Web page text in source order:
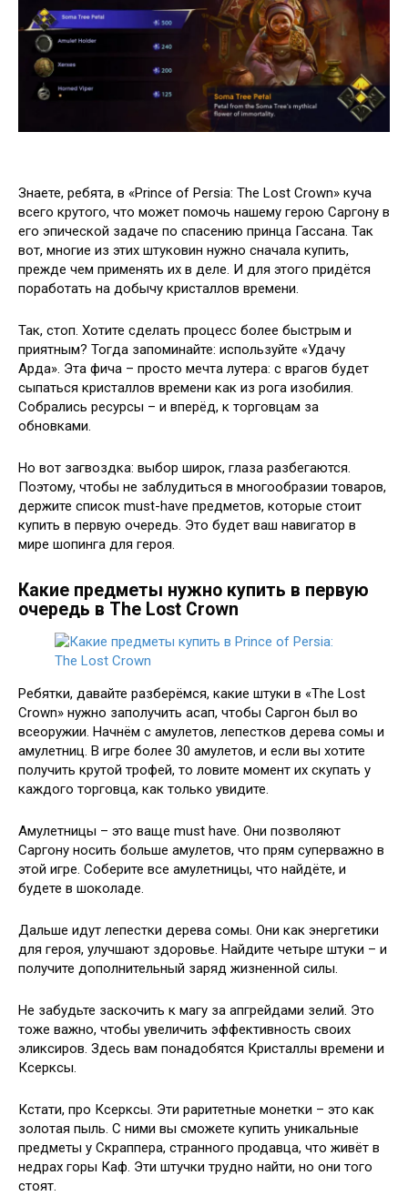
Знаете, ребята, в «Prince of Persia: The Lost Crown» куча
всего крутого, что может помочь нашему герою Саргону в
его эпической задаче по спасению принца Гассана. Так
вот, многие из этих штуковин нужно сначала купить,
прежде чем применять их в деле. И для этого придётся
поработать на добычу кристаллов времени.
Так, стоп. Хотите сделать процесс более быстрым и
приятным? Тогда запоминайте: используйте «Удачу
Арда». Эта фича – просто мечта лутера: с врагов будет
сыпаться кристаллов времени как из рога изобилия.
Собрались ресурсы – и вперёд, к торговцам за
обновками.
Но вот загвоздка: выбор широк, глаза разбегаются.
Поэтому, чтобы не заблудиться в многообразии товаров,
держите список must-have предметов, которые стоит
купить в первую очередь. Это будет ваш навигатор в
мире шопинга для героя.
Какие предметы нужно купить в первую
очередь в The Lost Crown
Ребятки, давайте разберёмся, какие штуки в «The Lost
Crown» нужно заполучить асап, чтобы Саргон был во
всеоружии. Начнём с амулетов, лепестков дерева сомы и
амулетниц. В игре более 30 амулетов, и если вы хотите
получить крутой трофей, то ловите момент их скупать у
каждого торговца, как только увидите.
Амулетницы – это ваще must have. Они позволяют
Саргону носить больше амулетов, что прям суперважно в
этой игре. Соберите все амулетницы, что найдёте, и
будете в шоколаде.
Дальше идут лепестки дерева сомы. Они как энергетики
для героя, улучшают здоровье. Найдите четыре штуки – и
получите дополнительный заряд жизненной силы.
Не забудьте заскочить к магу за апгрейдами зелий. Это
тоже важно, чтобы увеличить эффективность своих
эликсиров. Здесь вам понадобятся Кристаллы времени и
Ксерксы.
Кстати, про Ксерксы. Эти раритетные монетки – это как
золотая пыль. С ними вы сможете купить уникальные
предметы у Скраппера, странного продавца, что живёт в
недрах горы Каф. Эти штучки трудно найти, но они того
стоят.